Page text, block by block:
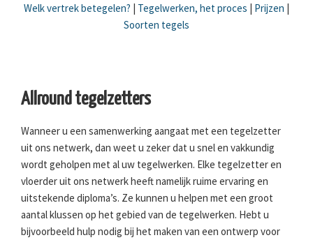
Welk vertrek betegelen? Tegelwerken, het proces Prijzen
Soorten tegels
Allround tegelzetters
Wanneer u een samenwerking aangaat met een tegelzetter
uit ons netwerk, dan weet u zeker dat u snel en vakkundig
wordt geholpen met al uw tegelwerken. Elke tegelzetter en
vloerder uit ons netwerk heeft namelijk ruime ervaring en
uitstekende diploma’s. Ze kunnen u helpen met een groot
aantal klussen op het gebied van de tegelwerken. Hebt u
bijvoorbeeld hulp nodig bij het maken van een ontwerp voor